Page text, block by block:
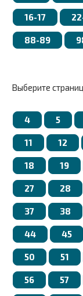
16-17
88-89
Выберите
4 5
11 12
18 19
27 28
37 38
44 45
50 51
56 57